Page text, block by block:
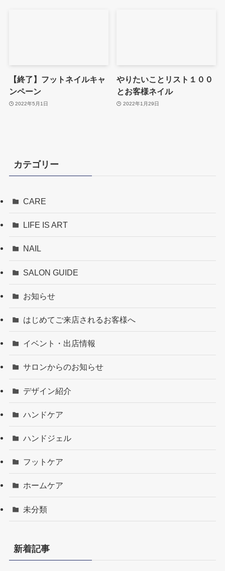
【終了】フットネイルキャ
ンペーン
2022年5月1日
やりたいことリスト１００
とお客様ネイル
2022年1月29日
カテゴリー
CARE
LIFE IS ART
NAIL
SALON GUIDE
お知らせ
はじめてご来店されるお客様へ
イベント・出店情報
サロンからのお知らせ
デザイン紹介
ハンドケア
ハンドジェル
フットケア
ホームケア
未分類
新着記事